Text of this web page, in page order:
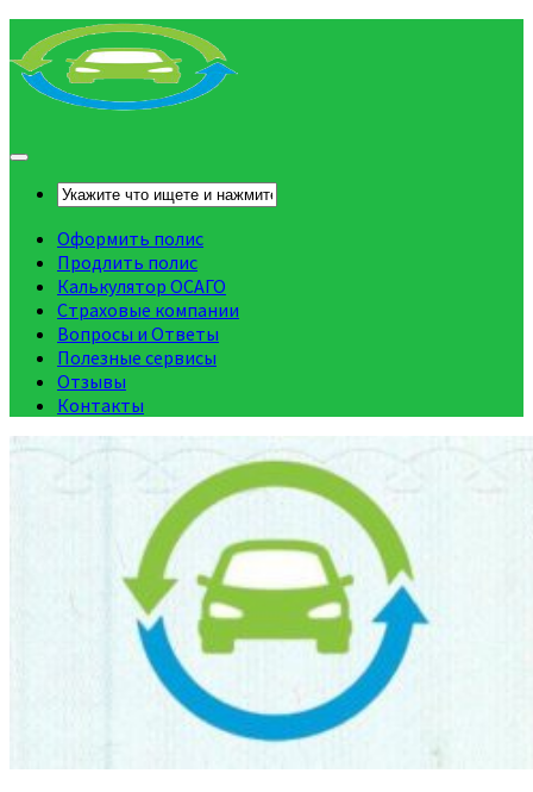
Оформить полис
Продлить полис
Калькулятор ОСАГО
Страховые компании
Вопросы и Ответы
Полезные сервисы
Отзывы
Контакты